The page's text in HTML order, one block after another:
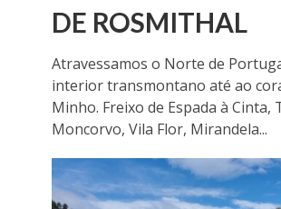
DE ROSMITHAL
Atravessamos o Norte de
interior transmontano até ao
Minho. Freixo de Espada à Cinta,
Moncorvo, Vila Flor, Mirandela...